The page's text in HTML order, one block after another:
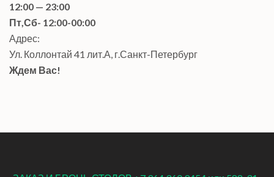
12:00 — 23:00
Пт,Сб- 12:00-00:00
Адрес:
Ул. Коллонтай 41 лит.А, г.Санкт-Петербург
Ждем Вас!